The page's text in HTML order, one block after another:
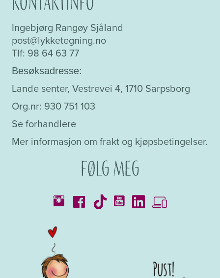
på
Ingebjørg Rangøy Sjåland
post@lykketegning.no
Tlf: 98 64 63 77
Besøksadresse:
Lande senter, Vestrevei 4, 1710 Sarpsborg
Org.nr: 930 751 103
Se forhandlere
Mer informasjon om frakt og kjøpsbetingelser.
Følg meg
Kataloger